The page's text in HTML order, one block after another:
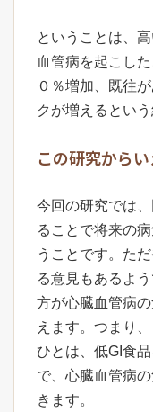
ということは、
血管病を起こし
０％増加、既往
クが増えるという
この研究から
今回の研究では
ることで将来の
うことです。た
る意見もあるよ
方が心臓血管病
えます。つまり
ひとは、低GI食
で、心臓血管病
きます。